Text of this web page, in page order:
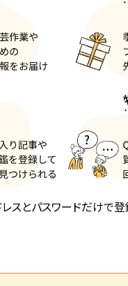
スとパスワードだけで